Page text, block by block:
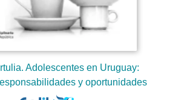
Adolescentes en Uruguay:
y oportunidades